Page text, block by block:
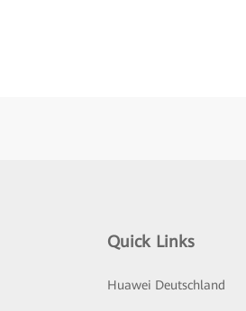
Quick Links
Huawei Deutschland